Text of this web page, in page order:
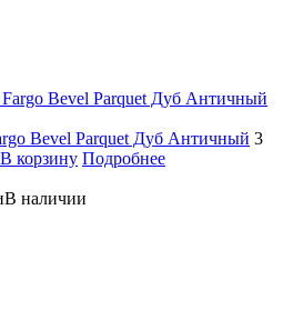
Bevel Parquet Дуб Античный 3
В корзину Подробнее
В наличии